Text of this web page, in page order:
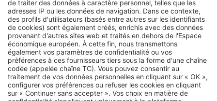
Taxe sur les bureaux 2025 : voilà ce
qui vous attend
Image
Juridique
BREEAM, CDAC… Tout comprendre
au lexique de l’immobilier
d’entreprise